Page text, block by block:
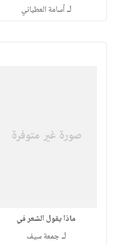
لـأسامة العطياني
ماذا يقول الشعر في
لـجمعة سيف